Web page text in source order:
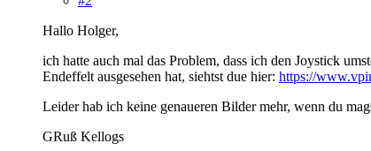
Hallo Holger,
ich hatte auch mal das Problem, dass ich den Joystick
Endeffelt ausgesehen hat, siehtst due hier: https://
Leider hab ich keine genaueren Bilder mehr, wenn du
GRuß Kellogs